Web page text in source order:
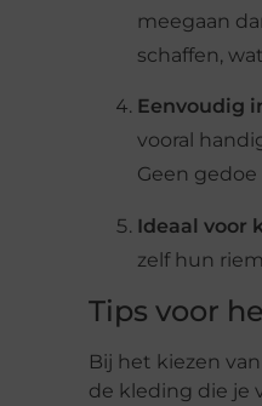
meegaan
schaffen,
Eenvoudig
vooral
Geen
Ideaal voor
zelf hun
Tips voor
Bij het kiezen
de kleding die je